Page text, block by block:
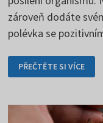
zároveň dodáte
polévka se
ČESNEČKA
MUSÍ
MÍT
PŘEČTĚTE SI VÍCE